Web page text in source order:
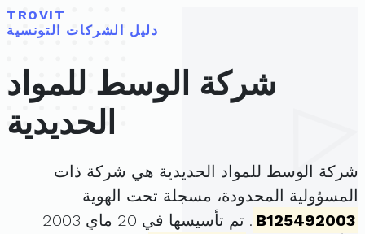
TROVIT
دليل الشركات التونسية
شركة الوسط للمواد
الحديدية
شركة الوسط للمواد الحديدية هي شركة ذات
المسؤولية المحدودة، مسجلة تحت الهوية
B125492003
. تم تأسيسها في 20 ماي 2003